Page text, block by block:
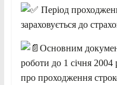
Період
зараховується до
Основним
роботи до 1 січня
про проходження